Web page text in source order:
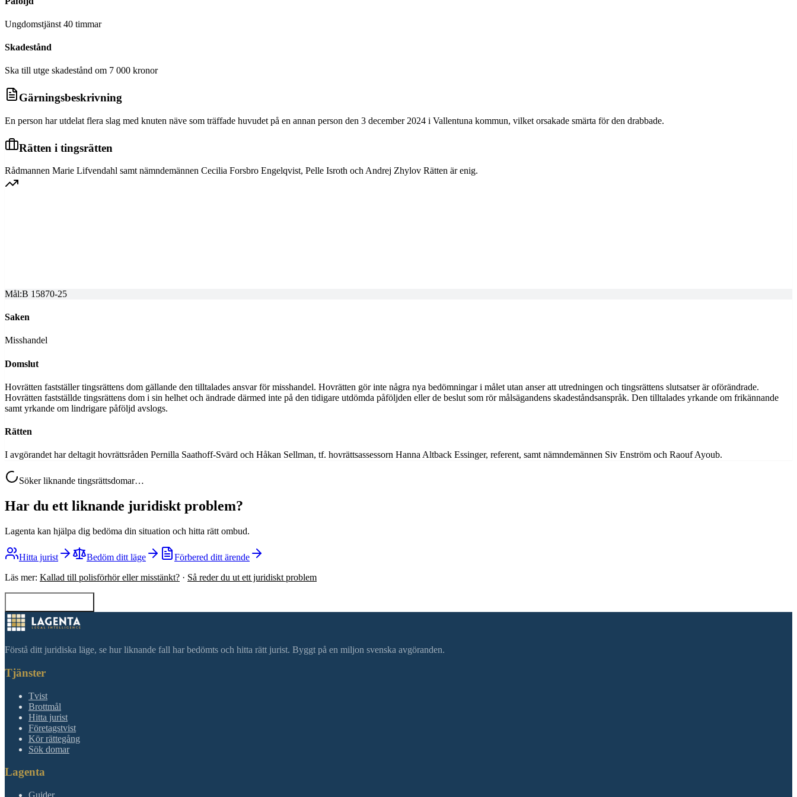
Ungdomstjänst 40 timmar
Skadestånd
Ska till utge skadestånd om 7 000 kronor
Gärningsbeskrivning
En person har utdelat flera slag med knuten näve som träffade huvudet på en annan person den 3 december 2024 i Vallentuna kommun, vilket orsakade smärta för den drabbade.
Rätten i tingsrätten
Rådmannen Marie Lifvendahl samt nämndemännen Cecilia Forsbro Engelqvist, Pelle Isroth och Andrej Zhylov Rätten är enig.
Mål:B 15870-25
Saken
Misshandel
Domslut
Hovrätten fastställer tingsrättens dom gällande den tilltalades ansvar för misshandel. Hovrätten gör inte några nya bedömningar i målet utan anser att utredningen och tingsrättens slutsatser är oförändrade.
Hovrätten fastställde tingsrättens dom i sin helhet och ändrade därmed inte på den tidigare utdömda påföljden eller de beslut som rör målsägandens skadeståndsanspråk. Den tilltalades yrkande om frikännande
samt yrkande om lindrigare påföljd avslogs.
Rätten
I avgörandet har deltagit hovrättsråden Pernilla Saathoff-Svärd och Håkan Sellman, tf. hovrättsassessorn Hanna Altback Essinger, referent, samt nämndemännen Siv Enström och Raouf Ayoub.
Söker liknande tingsrättsdomar…
Har du ett liknande juridiskt problem?
Lagenta kan hjälpa dig bedöma din situation och hitta rätt ombud.
Hitta jurist Bedöm ditt läge
Förbered ditt ärende
Läs mer: Kallad till polisförhör eller misstänkt? · Så reder du ut ett juridiskt problem
Förstå ditt juridiska läge, se hur liknande fall har bedömts och hitta rätt jurist. Byggt på en miljon svenska avgöranden.
Tjänster
Tvist
Brottmål
Hitta jurist
Företagstvist
Kör rättegång
Sök domar
Lagenta
Guider